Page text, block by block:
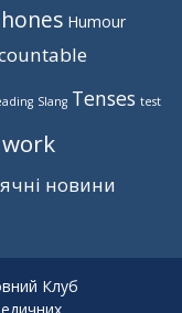
Humour
Slang Tenses test
work
новини
Клуб